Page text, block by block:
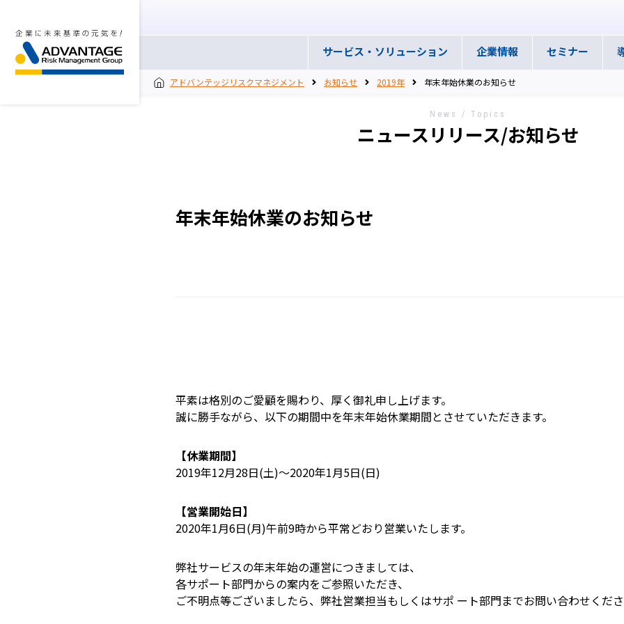
サービス・ ソリューション 企業情報 セミナー
アドバンテッジリスクマネジメント お知らせ 2019年 年末年始休業のお知らせ
News / Topics
ニュースリリース/お知らせ
年末年始休業のお知らせ
平素は格別のご愛顧を賜わり、厚く御礼申し上げます。
誠に勝手ながら、以下の期間中を年末年始休業期間とさせていただきます。
【休業期間】
2019年12月28日(土)～2020年1月5日(日)
【営業開始日】
2020年1月6日(月)午前9時から平常どおり営業いたします。
弊社サービスの年末年始の運営につきましては、
各サポート部門からの案内をご参照いただき、
ご不明点等ございましたら、弊社営業担当もしくはサポ ート部門までお問い合わせくださ